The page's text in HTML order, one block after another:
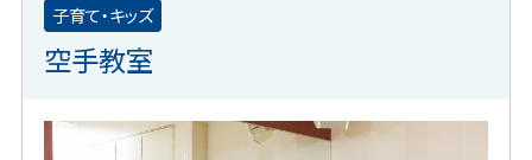
空手教室
子育て・キッズ